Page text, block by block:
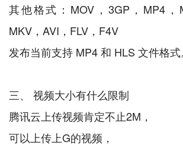
其他格式：MOV，3GP，MP4，
MKV，AVI，FLV，F4V
发布当前支持 MP4 和 HLS 文件格式
三、 视频大小有什么限制
腾讯云上传视频肯定不止2M，
可以上传上G的视频，